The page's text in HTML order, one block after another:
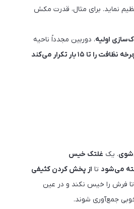
نماید. برای مثال، قدرت مکش
اولیه، دوربین مجدداً ناحیه
را تا ۱۵ بار تکرار می‌کند
. یک غلتک خیس
می‌شود تا از پخش کردن کثیفی
خودکار ۱۰ میلی‌متر بالا می‌رود تا فرش را خیس نکند و در عین
جمع‌آوری شوند.